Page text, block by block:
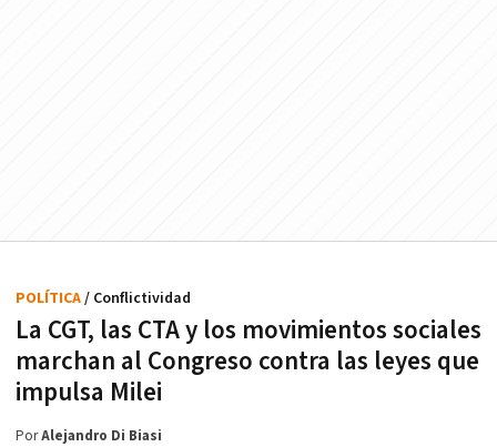
La CGT, las CTA y los movimientos sociales
marchan al Congreso contra las leyes que
impulsa Milei
POLÍTICA/ Conflictividad
PorAlejandro Di Biasi